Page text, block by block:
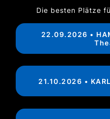
Die besten Plätze
22.09.2026 •
21.10.2026 •